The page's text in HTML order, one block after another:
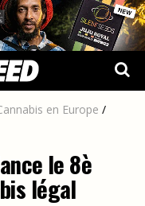
en Europe /
le 8è
légal